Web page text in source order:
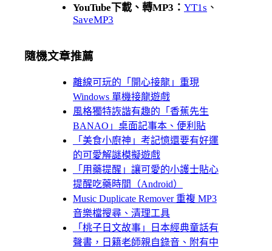
YouTube下載、轉MP3： YT1s 、
SaveMP3
隨機文章推薦
離線可玩的「開心接龍」重現
Windows 單機接龍遊戲
風格獨特詼諧有趣的「香蕉先生
BANAO」桌面記事本、便利貼
「美食小廚神」考記憶還要有好運
的可愛解謎模擬遊戲
「用藥提醒」讓可愛的小護士貼心
提醒吃藥時間（Android）
Music Duplicate Remover 重複 MP3
音樂檔搜尋、清理工具
「桃子日文故事」日本經典童話有
聲書，日籍老師親自錄音、附有中